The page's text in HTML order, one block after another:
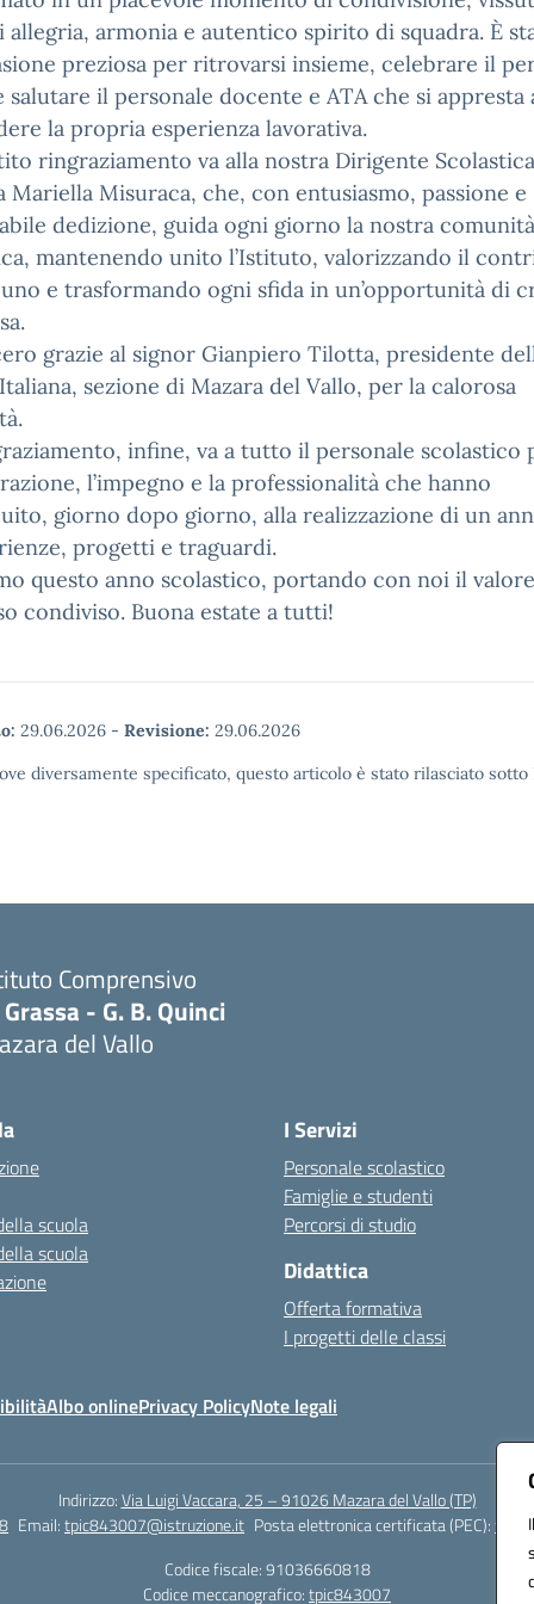
allegria, armonia e autentico spirito di squadra. È
preziosa per ritrovarsi insieme, celebrare il
salutare il personale docente e ATA che si appresta
la propria esperienza lavorativa.
ringraziamento va alla nostra Dirigente
Mariella Misuraca, che, con entusiasmo, passione e
dedizione, guida ogni giorno la nostra comunità
mantenendo unito l’Istituto, valorizzando il
e trasformando ogni sfida in un’opportunità di
grazie al signor Gianpiero Tilotta, presidente
sezione di Mazara del Vallo, per la calorosa
infine, va a tutto il personale scolastico
l’impegno e la professionalità che hanno
giorno dopo giorno, alla realizzazione di un
progetti e traguardi.
questo anno scolastico, portando con noi il
condiviso. Buona estate a tutti!
29.06.2026 - Revisione: 29.06.2026
diversamente specificato, questo articolo è stato rilasciato
Comprensivo
Grassa - G. B. Quinci
del Vallo
scuola
scuola
I Servizi
Personale scolastico
Famiglie e studenti
Percorsi di studio
Didattica
Offerta formativa
I progetti delle classi
Albo onlinePrivacy PolicyNote legali
Indirizzo:Via Luigi Vaccara, 25 – 91026 Mazara del Vallo (TP)
Email:tpic843007@istruzione.it Posta elettronica certificata (PEC):
Codice fiscale: 91036660818
Codice meccanografico:tpic843007